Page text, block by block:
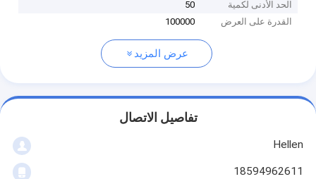
الحد الأدنى لكمية
50
القدرة على العرض
100000
عرض المزيد
تفاصيل الاتصال
Hellen
18594962611